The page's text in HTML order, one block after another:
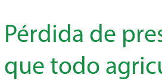
Pérdida de
que todo